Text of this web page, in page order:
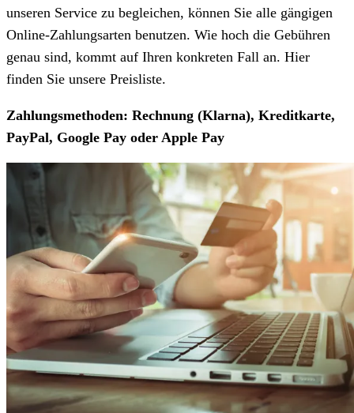
unseren Service zu begleichen, können Sie alle gängigen
Online-Zahlungsarten benutzen. Wie hoch die Gebühren
genau sind, kommt auf Ihren konkreten Fall an. Hier
finden Sie unsere Preisliste.
Zahlungsmethoden: Rechnung (Klarna), Kreditkarte,
PayPal, Google Pay oder Apple Pay